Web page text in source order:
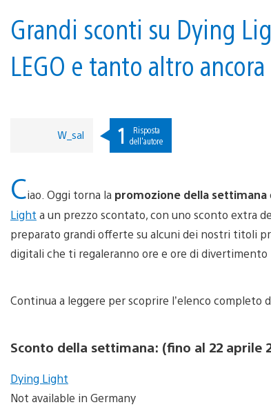
Grandi sconti su Dying
LEGO e tanto altro ancora
W_sal 1
Risposta
dell'autore
Ciao. Oggi torna la promozione della settimana
Light a un prezzo scontato, con uno sconto extra
preparato grandi offerte su alcuni dei nostri titoli
digitali che ti regaleranno ore e ore di
Continua a leggere per scoprire l’elenco completo
Sconto della settimana: (fino al 22 aprile
Dying Light
Not available in Germany